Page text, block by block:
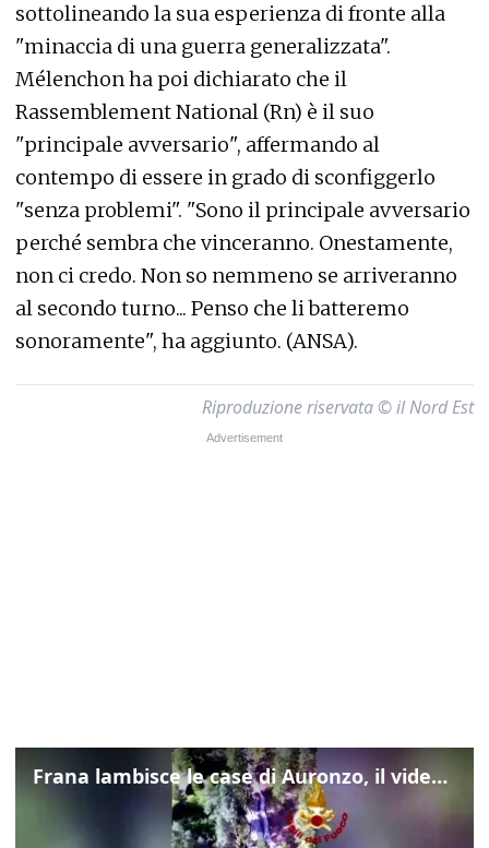
sottolineando la sua esperienza di fronte alla
"minaccia di una guerra generalizzata".
Mélenchon ha poi dichiarato che il
Rassemblement National (Rn) è il suo
"principale avversario", affermando al
contempo di essere in grado di sconfiggerlo
"senza problemi". "Sono il principale avversario
perché sembra che vinceranno. Onestamente,
non ci credo. Non so nemmeno se arriveranno
al secondo turno... Penso che li batteremo
sonoramente", ha aggiunto. (ANSA).
Riproduzione riservata © il Nord Est
Frana lambisce le case di Auronzo, il video dall'elicottero dei vigili del fuoco